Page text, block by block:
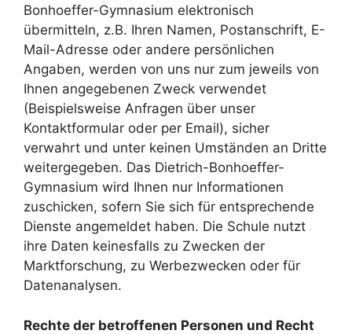
Bonhoeffer-Gymnasium elektronisch
übermitteln, z.B. Ihren Namen, Postanschrift, E-
Mail-Adresse oder andere persönlichen
Angaben, werden von uns nur zum jeweils von
Ihnen angegebenen Zweck verwendet
(Beispielsweise Anfragen über unser
Kontaktformular oder per Email), sicher
verwahrt und unter keinen Umständen an Dritte
weitergegeben. Das Dietrich-Bonhoeffer-
Gymnasium wird Ihnen nur Informationen
zuschicken, sofern Sie sich für entsprechende
Dienste angemeldet haben. Die Schule nutzt
ihre Daten keinesfalls zu Zwecken der
Marktforschung, zu Werbezwecken oder für
Datenanalysen.
Rechte der betroffenen Personen und Recht